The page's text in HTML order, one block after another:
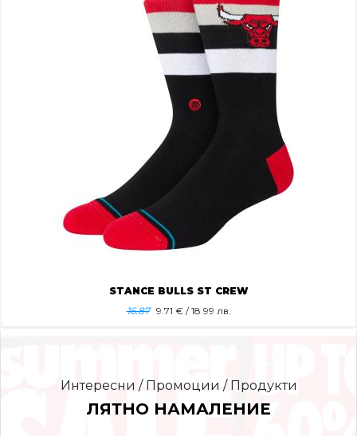
STANCE BULLS ST CREW
16.87 9.71 € / 18.99 лв.
Интересни / Промоции / Продукти
ЛЯТНО НАМАЛЕНИЕ